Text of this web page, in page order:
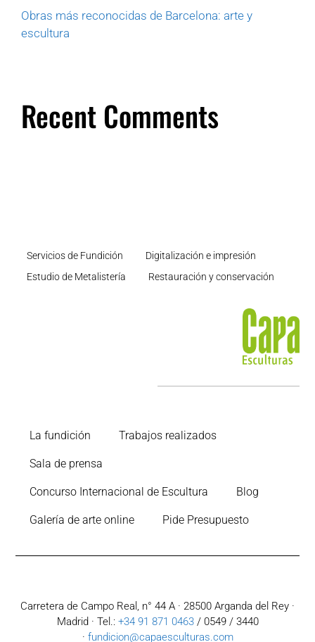
Obras más reconocidas de Barcelona: arte y
escultura
Recent Comments
Servicios de Fundición
Digitalización e impresión
Estudio de Metalistería
Restauración y conservación
La fundición Trabajos realizados
Sala de prensa
Concurso Internacional de Escultura Blog
Galería de arte online Pide Presupuesto
Carretera de Campo Real, n° 44 A · 28500 Arganda del Rey ·
Madrid · Tel.: +34 91 871 0463/ 0549 / 3440
· fundicion@capaesculturas.com